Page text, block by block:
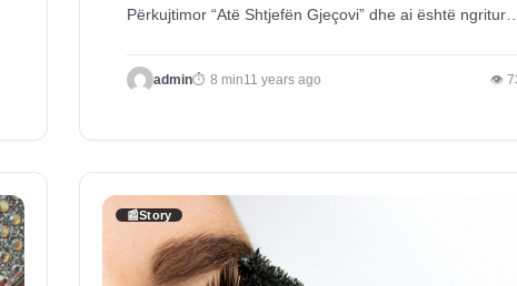
Përkujtimor “Atë Shtjefën Gjeçovi” dhe ai është
admin 8 min11 years ago 👁
📰Story